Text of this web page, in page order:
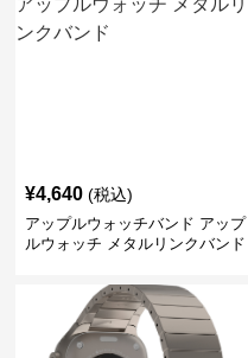
¥4,640 (税込)
アップルウォッチバンド アップ
ルウォッチ メタルリンクバンド